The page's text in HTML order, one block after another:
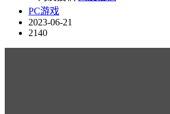
PC游戏
2023-06-21
2140